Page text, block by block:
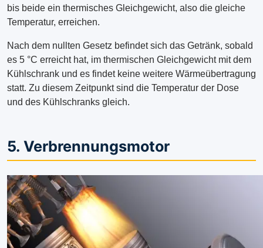
bis beide ein thermisches Gleichgewicht, also die gleiche
Temperatur, erreichen.
Nach dem nullten Gesetz befindet sich das Getränk, sobald
es 5 °C erreicht hat, im thermischen Gleichgewicht mit dem
Kühlschrank und es findet keine weitere Wärmeübertragung
statt. Zu diesem Zeitpunkt sind die Temperatur der Dose
und des Kühlschranks gleich.
5. Verbrennungsmotor